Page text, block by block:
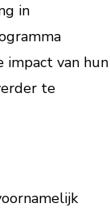
in
van hun
te